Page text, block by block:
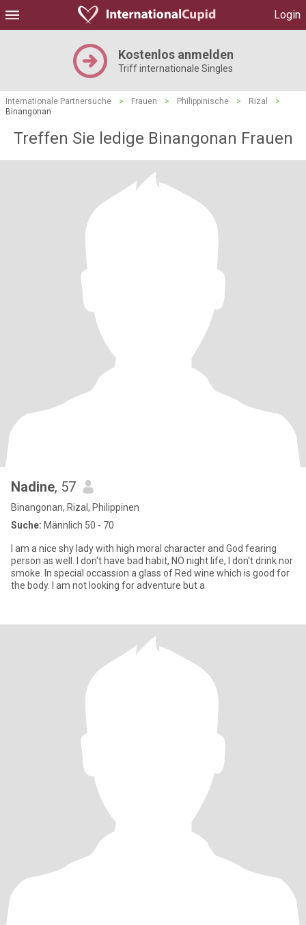
Login
Kostenlos anmelden
Triff internationale Singles
Internationale Partnersuche > Frauen > Philippinische > Rizal
>
Binangonan
Treffen Sie ledige Binangonan Frauen
Nadine, 57
Binangonan, Rizal, Philippinen
Suche: Männlich 50 - 70
I am a nice shy lady with high moral character and God fearing
person as well. I don't have bad habit, NO night life, I don't drink nor
smoke. In special occassion a glass of Red wine which is good for
the body. I am not looking for adventure but a